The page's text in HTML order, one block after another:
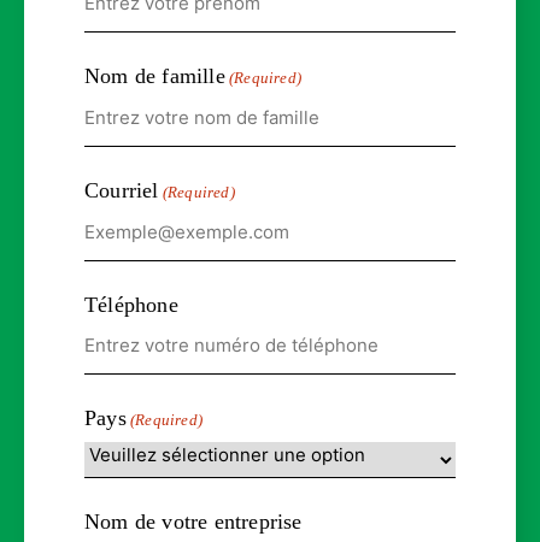
Nom de famille (Required)
Courriel (Required)
Téléphone
Pays (Required)
Nom de votre entreprise